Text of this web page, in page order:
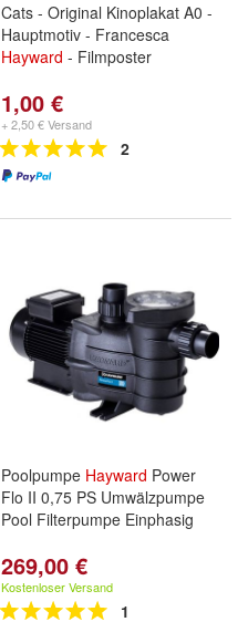
Cats - Original Kinoplakat A0 -
Hauptmotiv - Francesca
Hayward - Filmposter
1,00 €
+ 2,50 € Versand
2
Poolpumpe Hayward Power
Flo II 0,75 PS Umwälzpumpe
Pool Filterpumpe Einphasig
269,00 €
Kostenloser Versand
1